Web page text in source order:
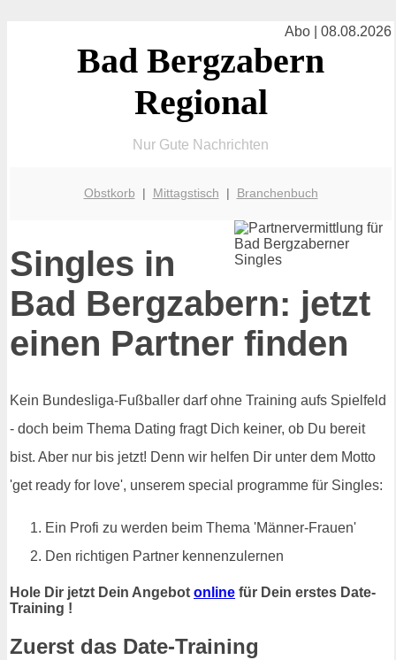
Abo | 08.08.2026
Bad Bergzabern
Regional
Nur Gute Nachrichten
Obstkorb | Mittagstisch | Branchenbuch
Singles in
Bad Bergzabern: jetzt
einen Partner finden
Kein Bundesliga-Fußballer darf ohne Training aufs Spielfeld
- doch beim Thema Dating fragt Dich keiner, ob Du bereit
bist. Aber nur bis jetzt! Denn wir helfen Dir unter dem Motto
'get ready for love', unserem special programme für Singles:
Ein Profi zu werden beim Thema 'Männer-Frauen'
Den richtigen Partner kennenzulernen
Hole Dir jetzt Dein Angebot online für Dein erstes Date-
Training !
Zuerst das Date-Training